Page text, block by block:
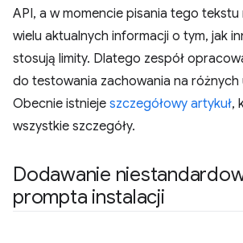
API, a w momencie pisania tego tekstu
wielu aktualnych informacji o tym, jak
stosują limity. Dlatego zespół
do testowania zachowania na różnych
Obecnie istnieje szczegółowy artykuł,
wszystkie szczegóły.
Dodawanie
prompta instalacji